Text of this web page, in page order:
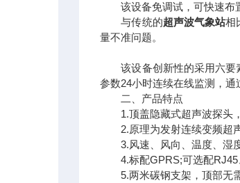
该设备免调试，可快速布置
与传统的超声波气象站相
量不准问题。
该设备创新性的采用六要素
参数24小时连续在线监测，通
二、产品特点
1.顶盖隐藏式超声波探头，
2.原理为发射连续变频超声
3.风速、风向、温度、湿度
4.标配GPRS;可选配RJ45
5.两米碳钢支架，顶部无需